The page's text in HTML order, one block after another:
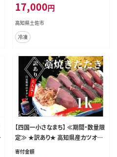
し身 さしみ 海鮮【株式会社大熊】 [B
QAA002]
17,000円
高知県土佐市
冷凍
【四国一小さなまち】 ≪期間・数量限
定≫ ★訳あり★ 高知県産カツオの
わら焼きタタキ（自家製タレ付）１ｋｇ
寄付金額